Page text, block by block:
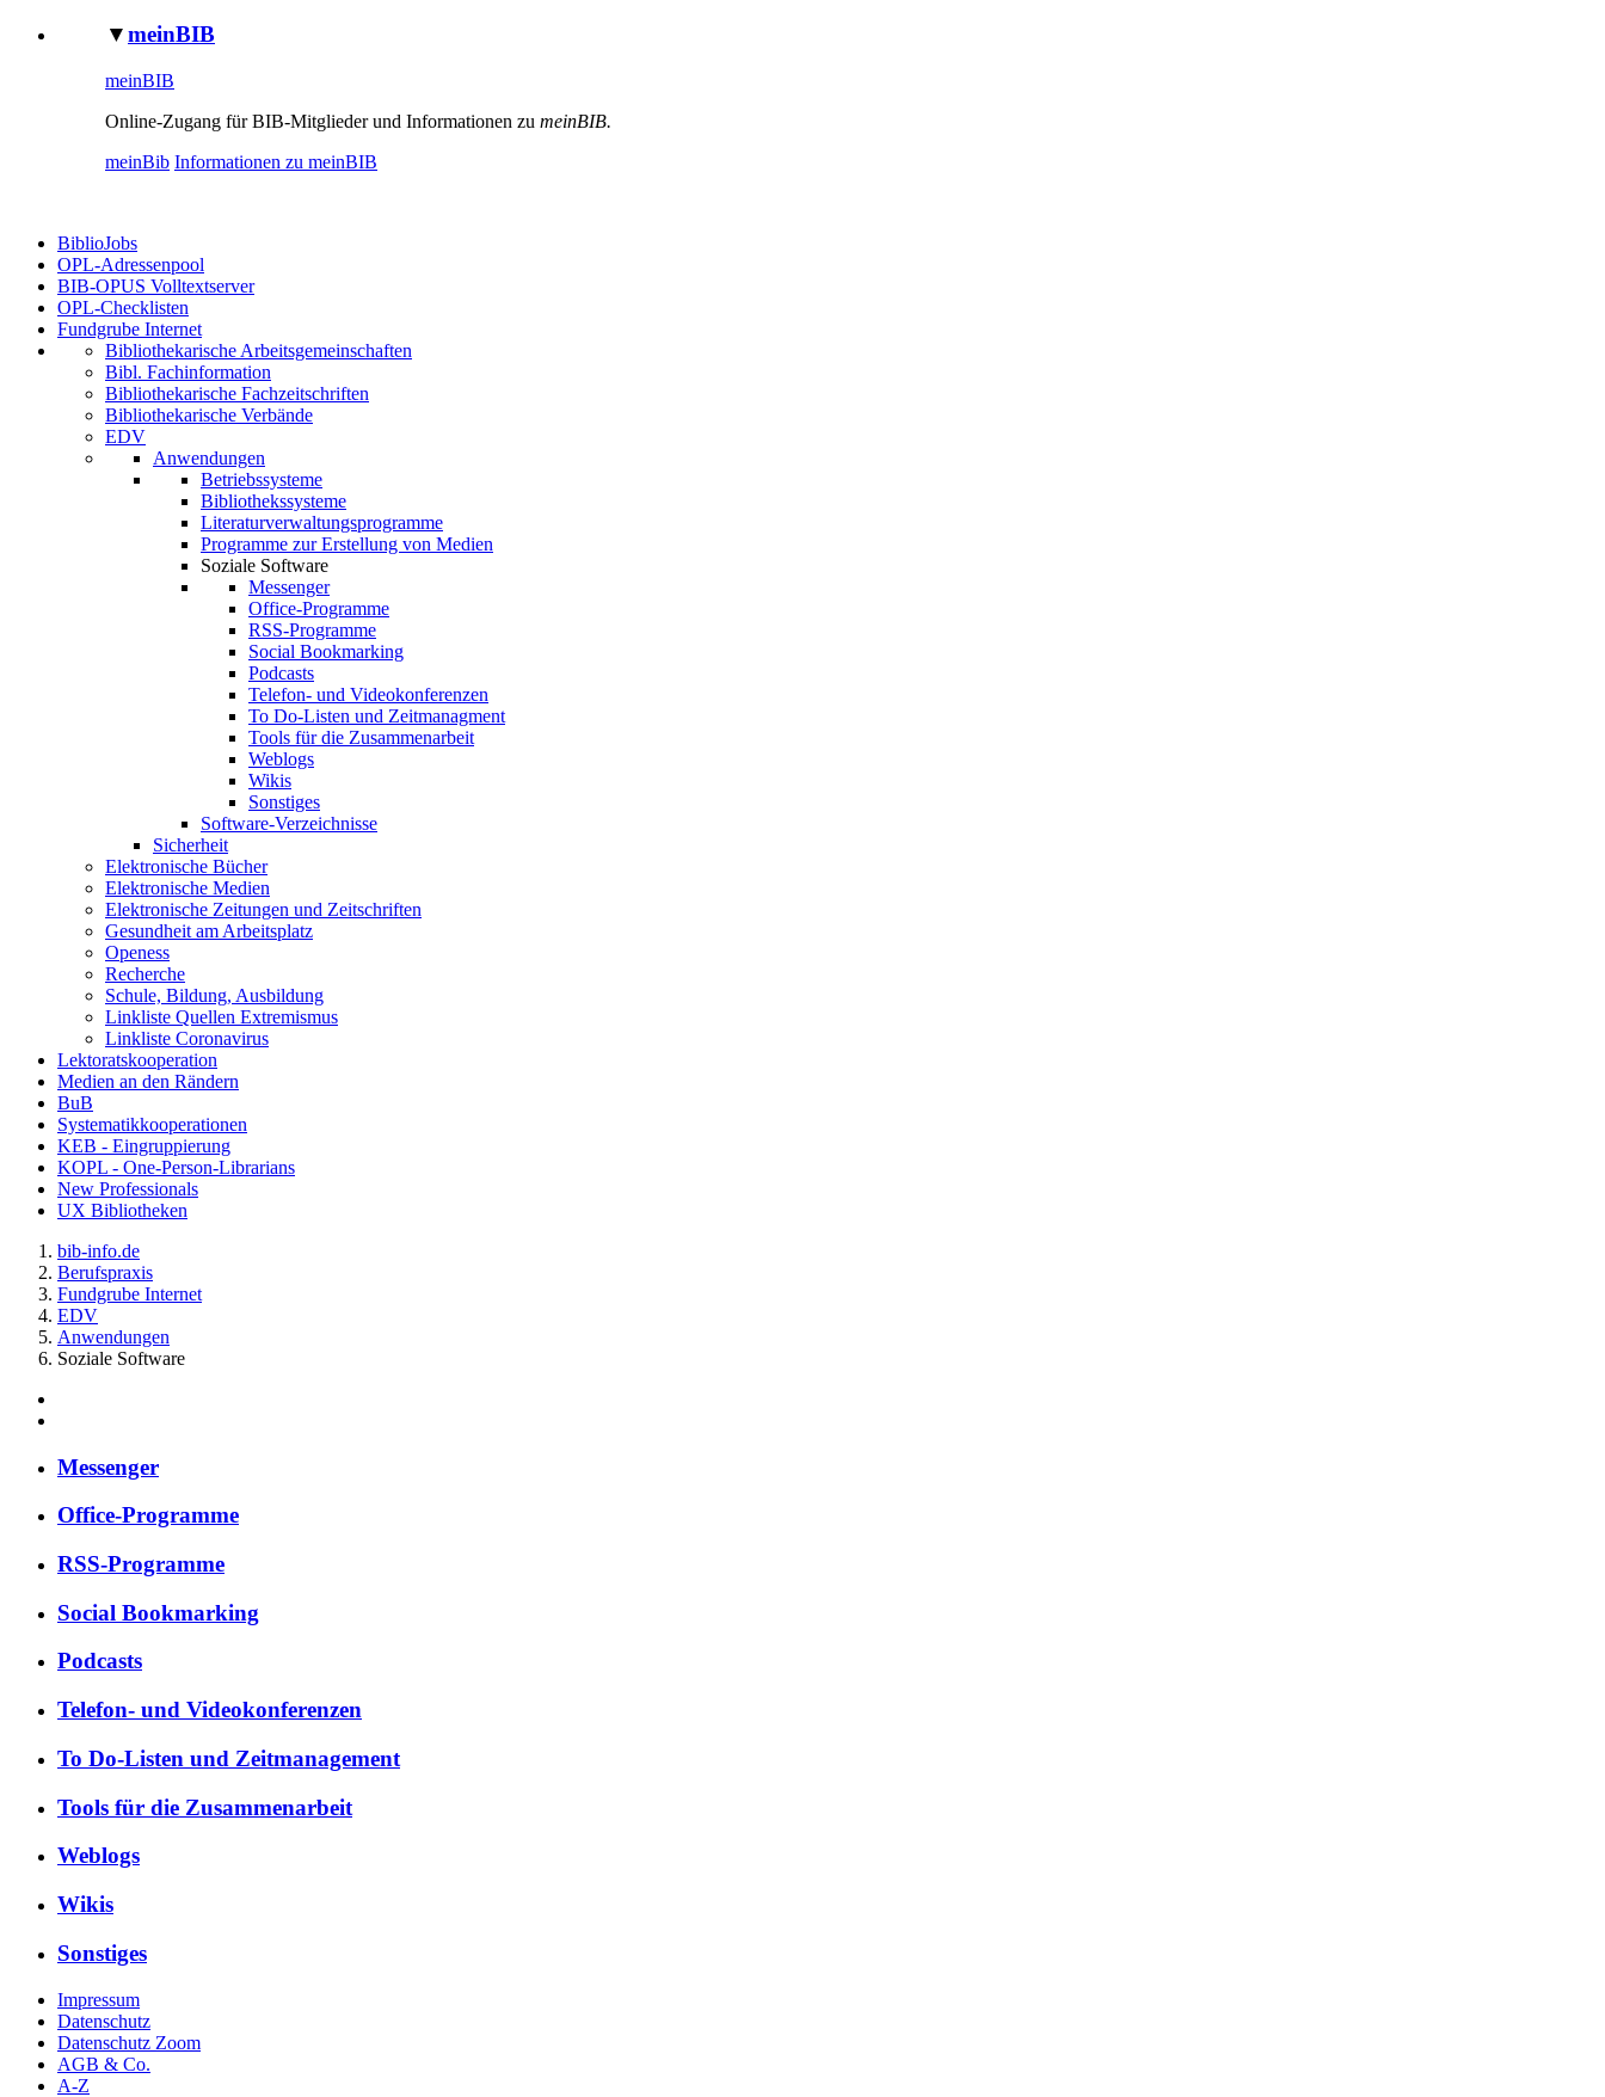
▼meinBIB
meinBIB
Online-Zugang für BIB-Mitglieder und Informationen zu meinBIB.
meinBib Informationen zu meinBIB
BiblioJobs
OPL-Adressenpool
BIB-OPUS Volltextserver
OPL-Checklisten
Fundgrube Internet
Bibliothekarische Arbeitsgemeinschaften
Bibl. Fachinformation
Bibliothekarische Fachzeitschriften
Bibliothekarische Verbände
EDV
Anwendungen
Betriebssysteme
Bibliothekssysteme
Literaturverwaltungsprogramme
Programme zur Erstellung von Medien
Soziale Software
Messenger
Office-Programme
RSS-Programme
Social Bookmarking
Podcasts
Telefon- und Videokonferenzen
To Do-Listen und Zeitmanagment
Tools für die Zusammenarbeit
Weblogs
Wikis
Sonstiges
Software-Verzeichnisse
Sicherheit
Elektronische Bücher
Elektronische Medien
Elektronische Zeitungen und Zeitschriften
Gesundheit am Arbeitsplatz
Openess
Recherche
Schule, Bildung, Ausbildung
Linkliste Quellen Extremismus
Linkliste Coronavirus
Lektoratskooperation
Medien an den Rändern
BuB
Systematikkooperationen
KEB - Eingruppierung
KOPL - One-Person-Librarians
New Professionals
UX Bibliotheken
bib-info.de
Berufspraxis
Fundgrube Internet
EDV
Anwendungen
Soziale Software
Mes­sen­ger
Of­fice-Pro­gram­me
RSS-Pro­gram­me
So­cial Book­mar­king
Pod­casts
Te­le­fon- und Vi­deo­kon­fe­ren­zen
To Do-Lis­ten und Zeit­ma­nage­ment
Tools für die Zu­sam­men­ar­beit
Web­logs
Wi­kis
Sons­ti­ges
Impressum
Datenschutz
Datenschutz Zoom
AGB & Co.
A-Z